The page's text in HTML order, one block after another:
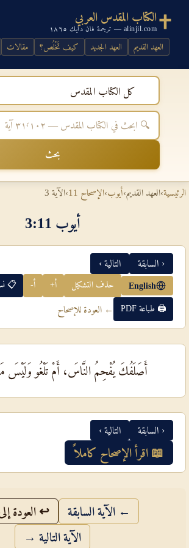
الكتاب المقدس العربي
alinjil.com — ترجمة فان دايك ١٨٦٥
العهد القديم العهد الجديد كيف تَخْلُص؟ مقالات
كل الكتاب المقدس
بحث
الرئيسية›العهد القديم›أيوب›الإصحاح 11 ›الآية 3
أيوب 11‏:‏3
‹ السابقة التالية ›
English حذف التشكيل أ+ أ- 📋
🖨 طباعة PDF ← العودة للإصحاح
أَصَلَفُكَ يُفْحِمُ النَّاسَ، أَمْ تَلْغُو وَلَيْسَ
‹ السابقة التالية ›
📖 اقرأ الإصحاح كاملاً
← الآية السابقة
↩ العودة
الآية التالية →